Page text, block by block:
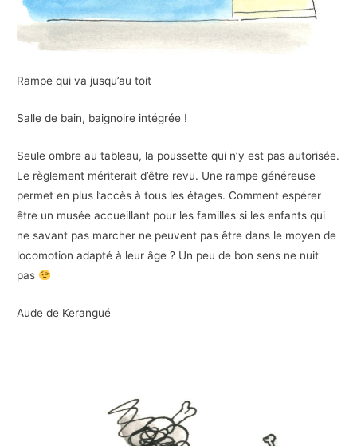
Rampe qui va jusqu’au toit
Salle de bain, baignoire intégrée !
Seule ombre au tableau, la poussette qui n’y est pas autorisée.
Le règlement mériterait d’être revu. Une rampe généreuse
permet en plus l’accès à tous les étages. Comment espérer
être un musée accueillant pour les familles si les enfants qui
ne savant pas marcher ne peuvent pas être dans le moyen de
locomotion adapté à leur âge ? Un peu de bon sens ne nuit
pas
Aude de Kerangué